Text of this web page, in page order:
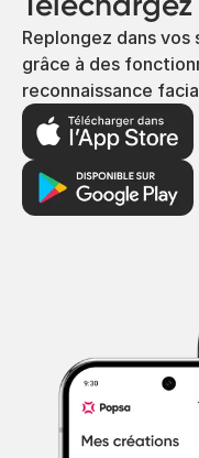
Replongez dans
grâce à des
reconnaissance